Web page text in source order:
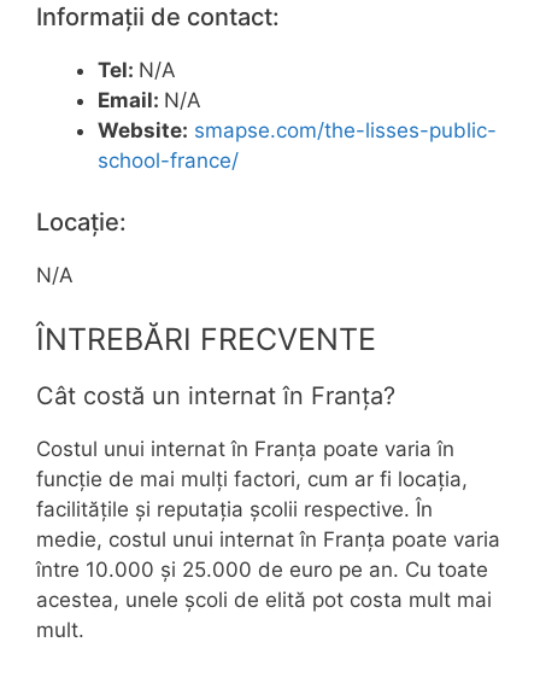
Informații de contact:
Tel: N/A
Email: N/A
Website: smapse.com/the-lisses-public-
school-france/
Locație:
N/A
ÎNTREBĂRI FRECVENTE
Cât costă un internat în Franța?
Costul unui internat în Franța poate varia în
funcție de mai mulți factori, cum ar fi locația,
facilitățile și reputația școlii respective. În
medie, costul unui internat în Franța poate varia
între 10.000 și 25.000 de euro pe an. Cu toate
acestea, unele școli de elită pot costa mult mai
mult.